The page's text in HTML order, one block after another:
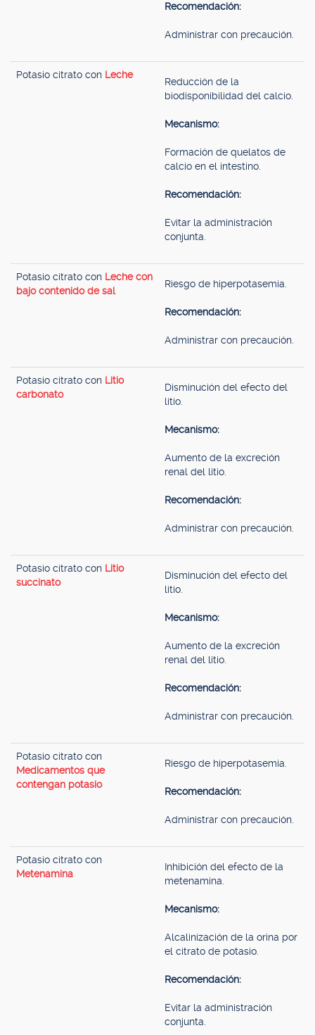
Recomendación:
Administrar con precaución.
Potasio citrato con Leche
Reducción de la
biodisponibilidad del calcio.
Mecanismo:
Formación de quelatos de
calcio en el intestino.
Recomendación:
Evitar la administración
conjunta.
Potasio citrato con Leche con
bajo contenido de sal
Riesgo de hiperpotasemia.
Recomendación:
Administrar con precaución.
Potasio citrato con Litio
carbonato
Disminución del efecto del
litio.
Mecanismo:
Aumento de la excreción
renal del litio.
Recomendación:
Administrar con precaución.
Potasio citrato con Litio
succinato
Disminución del efecto del
litio.
Mecanismo:
Aumento de la excreción
renal del litio.
Recomendación:
Administrar con precaución.
Potasio citrato con
Medicamentos que
contengan potasio
Riesgo de hiperpotasemia.
Recomendación:
Administrar con precaución.
Potasio citrato con
Metenamina
Inhibición del efecto de la
metenamina.
Mecanismo:
Alcalinización de la orina por
el citrato de potasio.
Recomendación:
Evitar la administración
conjunta.